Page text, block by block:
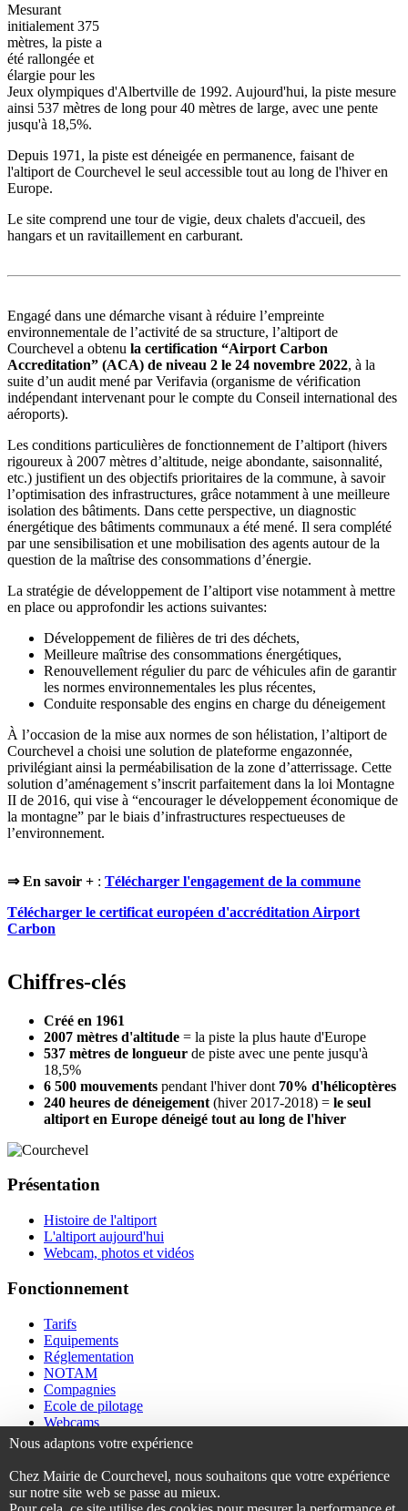
Nous adaptons votre expérience
Chez Mairie de Courchevel, nous souhaitons que votre expérience
sur notre site web se passe au mieux.
Mesurant
initialement 375
mètres, la piste a
été rallongée et
élargie pour les
Jeux olympiques d'Albertville de 1992. Aujourd'hui, la piste mesure
ainsi 537 mètres de long pour 40 mètres de large, avec une pente
jusqu'à 18,5%.
Depuis 1971, la piste est déneigée en permanence, faisant de
l'altiport de Courchevel le seul accessible tout au long de l'hiver en
Europe.
Le site comprend une tour de vigie, deux chalets d'accueil, des
hangars et un ravitaillement en carburant.
Engagé dans une démarche visant à réduire l’empreinte
environnementale de l’activité de sa structure, l’altiport de
Courchevel a obtenu la certification “Airport Carbon
Accreditation” (ACA) de niveau 2 le 24 novembre 2022, à la
suite d’un audit mené par Verifavia (organisme de vérification
indépendant intervenant pour le compte du Conseil international des
aéroports).
Les conditions particulières de fonctionnement de I’altiport (hivers
rigoureux à 2007 mètres d’altitude, neige abondante, saisonnalité,
etc.) justifient un des objectifs prioritaires de la commune, à savoir
l’optimisation des infrastructures, grâce notamment à une meilleure
isolation des bâtiments. Dans cette perspective, un diagnostic
énergétique des bâtiments communaux a été mené. Il sera complété
par une sensibilisation et une mobilisation des agents autour de la
question de la maîtrise des consommations d’énergie.
La stratégie de développement de I’altiport vise notamment à mettre
en place ou approfondir les actions suivantes:
Développement de filières de tri des déchets,
Meilleure maîtrise des consommations énergétiques,
Renouvellement régulier du parc de véhicules afin de garantir
les normes environnementales les plus récentes,
Conduite responsable des engins en charge du déneigement
À l’occasion de la mise aux normes de son hélistation, l’altiport de
Courchevel a choisi une solution de plateforme engazonnée,
privilégiant ainsi la perméabilisation de la zone d’atterrissage. Cette
solution d’aménagement s’inscrit parfaitement dans la loi Montagne
II de 2016, qui vise à “encourager le développement économique de
la montagne” par le biais d’infrastructures respectueuses de
l’environnement.
⇒ En savoir + : Télécharger l'engagement de la commune
Télécharger le certificat européen d'accréditation Airport
Carbon
Chiffres-clés
Créé en 1961
2007 mètres d'altitude = la piste la plus haute d'Europe
537 mètres de longueur de piste avec une pente jusqu'à
18,5%
6 500 mouvements pendant l'hiver dont 70% d'hélicoptères
240 heures de déneigement (hiver 2017-2018) = le seul
altiport en Europe déneigé tout au long de l'hiver
Présentation
Histoire de l'altiport
L'altiport aujourd'hui
Webcam, photos et vidéos
Fonctionnement
Tarifs
Equipements
Réglementation
NOTAM
Compagnies
Ecole de pilotage
Webcams
Contact
Accessibilité